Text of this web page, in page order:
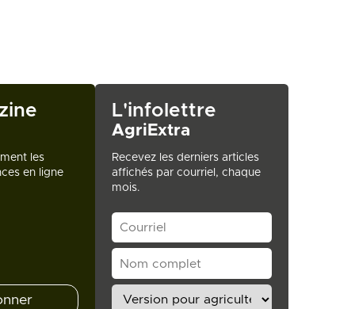
les
en ligne
L'infolettre
AgriExtra
Recevez les derniers articles
affichés par courriel, chaque
mois.